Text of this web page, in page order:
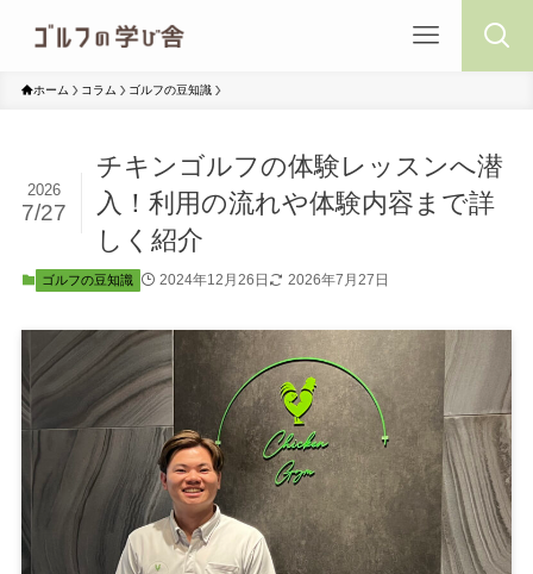
ホーム コラム ゴルフの豆知識
チキンゴルフの体験レッスンへ潜
入！利用の流れや体験内容まで詳
しく紹介
2026
7/27
ゴルフの豆知識 2024年12月26日 2026年7月27日